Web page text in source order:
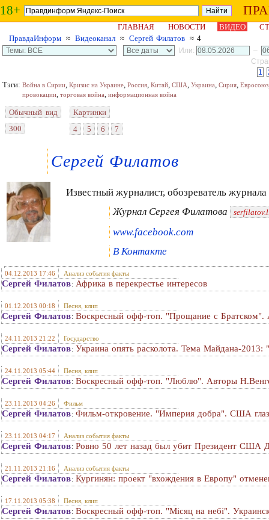
18+
ГЛАВНАЯ НОВОСТИ ВИДЕО
ПравдаИнформ ≈ Видеоканал ≈ Сергей Филатов ≈ 4
Или:
–
1
Тэги: Война в Сирии, Кризис на Украине, Россия, Китай, США, Украина, Сирия, Евросоюз
провокации, торговая война, информационная война
Обычный вид
300
Картинки
4
5 6 7
Сергей Филатов
Известный журналист, обозреватель
Журнал Сергея Филатова
www.facebook.com
В Контакте
04.12.2013 17:46 Анализ события факты
Сергей Филатов: Африка в перекрестье интересов
01.12.2013 00:18 Песня, клип
Сергей Филатов: Воскресный офф-топ. "Прощание с Братском".
24.11.2013 21:22 Государство
Сергей Филатов: Украина опять расколота. Тема Майдана-
24.11.2013 05:44 Песня, клип
Сергей Филатов: Воскресный офф-топ. "Люблю". Авторы
23.11.2013 04:26 Фильм
Сергей Филатов: Фильм-откровение. "Империя добра". США
23.11.2013 04:17 Анализ события факты
Сергей Филатов: Ровно 50 лет назад был убит Президент
21.11.2013 21:16 Анализ события факты
Сергей Филатов: Кургинян: проект "вхождения в Европу"
17.11.2013 05:38 Песня, клип
Сергей Филатов: Воскресный офф-топ. "Мiсяц на небi".